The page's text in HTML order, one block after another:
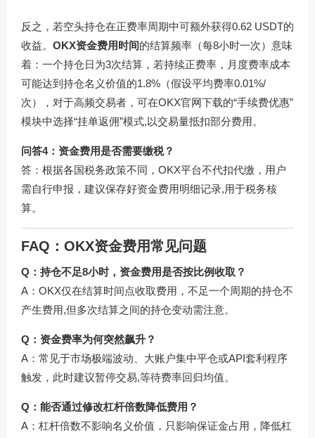
反之，若空头持仓在正费率周期中可额外获得0.62 USDT的
收益。 OKX资金费用时间的结算频率（每8小时一次）意味
着：一个持仓日为3次结算，若持续正费率，月度费率成本
可能达到持仓名义价值的1.8%（假设平均费率0.01%/
次），对于高频交易者，可在OKX官网下载的“手续费优惠”
模块中选择“挂单返佣”模式,以交易量抵扣部分费用。
问答4：资金费用是否需要缴税？
答：根据各国税务政策不同，OKX平台不代扣代缴，用户
需自行申报，建议保存好资金费用明细记录,用于税务核
算。
FAQ：OKX资金费用常见问题
Q：持仓不足8小时，资金费用是否按比例收取？
A：OKX仅在结算时间点收取费用，不足一个周期的持仓不
产生费用,但多次结算之间的持仓变动需注意。
Q：资金费率为何突然飙升？
A：常见于市场极端波动、大账户集中平仓或API套利程序
触发，此时建议暂停交易,等待费率回归均值。
Q：能否通过修改杠杆倍数降低费用？
A：杠杆倍数不影响名义价值，只影响保证金占用，降低杠